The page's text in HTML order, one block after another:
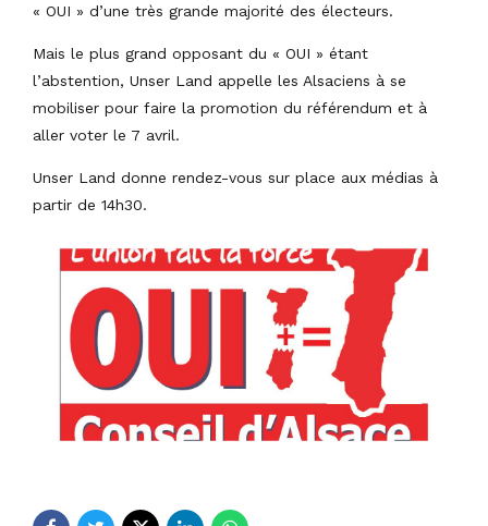
« OUI » d’une très grande majorité des électeurs.
Mais le plus grand opposant du « OUI » étant
l’abstention, Unser Land appelle les Alsaciens à se
mobiliser pour faire la promotion du référendum et à
aller voter le 7 avril.
Unser Land donne rendez-vous sur place aux médias à
partir de 14h30.